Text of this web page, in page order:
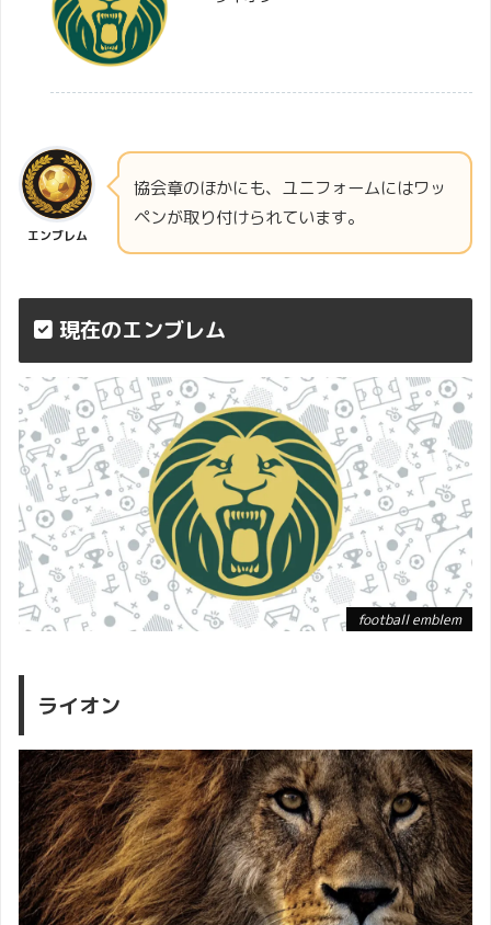
エンブレム
協会章のほかにも、ユニフォームにはワッ
ペンが取り付けられています。
現在のエンブレム
football emblem
ライオン